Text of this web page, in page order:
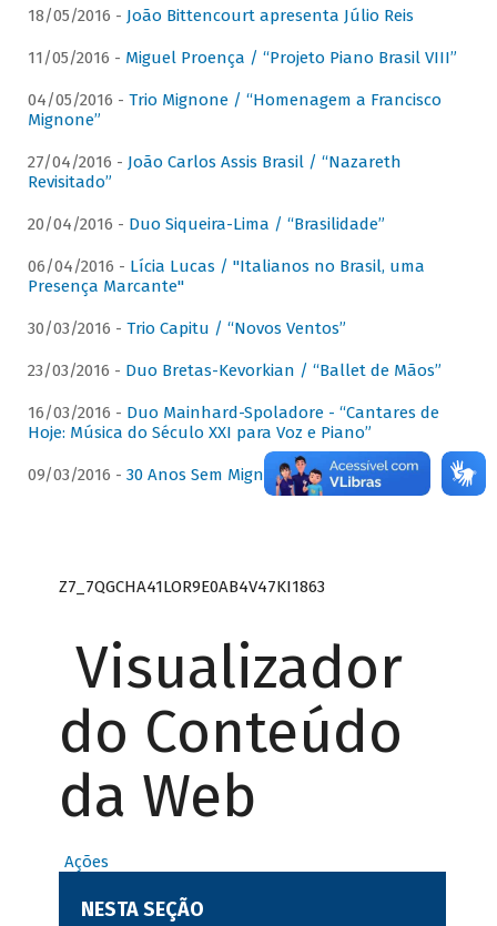
18/05/2016 - João Bittencourt apresenta Júlio Reis
11/05/2016 - Miguel Proença / “Projeto Piano Brasil VIII”
04/05/2016 - Trio Mignone / “Homenagem a Francisco
Mignone”
27/04/2016 - João Carlos Assis Brasil / “Nazareth
Revisitado”
20/04/2016 - Duo Siqueira-Lima / “Brasilidade”
06/04/2016 - Lícia Lucas / "Italianos no Brasil, uma
Presença Marcante"
30/03/2016 - Trio Capitu / “Novos Ventos”
23/03/2016 - Duo Bretas-Kevorkian / “Ballet de Mãos”
16/03/2016 - Duo Mainhard-Spoladore - “Cantares de
Hoje: Música do Século XXI para Voz e Piano”
09/03/2016 - 30 Anos Sem Mignone
Z7_7QGCHA41LOR9E0AB4V47KI1863
Visualizador
do Conteúdo
da Web
Ações
NESTA SEÇÃO